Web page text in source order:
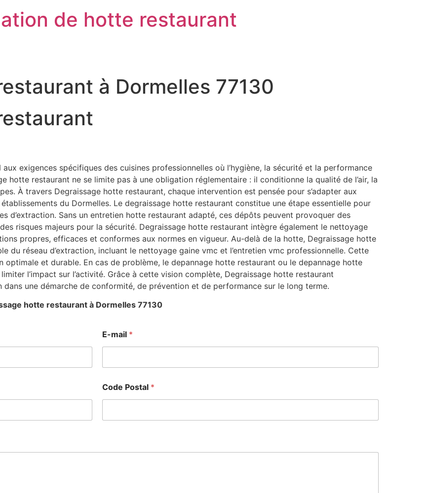
de hotte restaurant
à Dormelles 77130
exigences spécifiques des cuisines professionnelles où l’hygiène, la sécurité et la performance
hotte restaurant ne se limite pas à une obligation réglementaire : il conditionne la qualité de l’air, la
À travers Degraissage hotte restaurant, chaque intervention est pensée pour s’adapter aux
du Dormelles. Le degraissage hotte restaurant constitue une étape essentielle pour
d’extraction. Sans un entretien hotte restaurant adapté, ces dépôts peuvent provoquer des
risques majeurs pour la sécurité. Degraissage hotte restaurant intègre également le nettoyage
propres, efficaces et conformes aux normes en vigueur. Au-delà de la hotte, Degraissage hotte
du réseau d’extraction, incluant le nettoyage gaine vmc et l’entretien vmc professionnelle. Cette
optimale et durable. En cas de problème, le depannage hotte restaurant ou le depannage hotte
l’impact sur l’activité. Grâce à cette vision complète, Degraissage hotte restaurant
une démarche de conformité, de prévention et de performance sur le long terme.
hotte restaurant à Dormelles 77130
E-mail *
Code Postal *